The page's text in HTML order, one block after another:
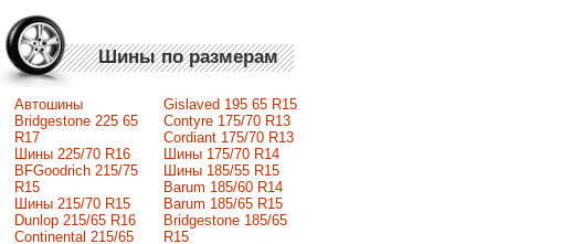
Шины по размерам
Автошины
Bridgestone 225 65
R17
Шины 225/70 R16
BFGoodrich 215/75
R15
Шины 215/70 R15
Dunlop 215/65 R16
Continental 215/65
Gislaved 195 65 R15
Contyre 175/70 R13
Cordiant 175/70 R13
Шины 175/70 R14
Шины 185/55 R15
Barum 185/60 R14
Barum 185/65 R15
Bridgestone 185/65
R15